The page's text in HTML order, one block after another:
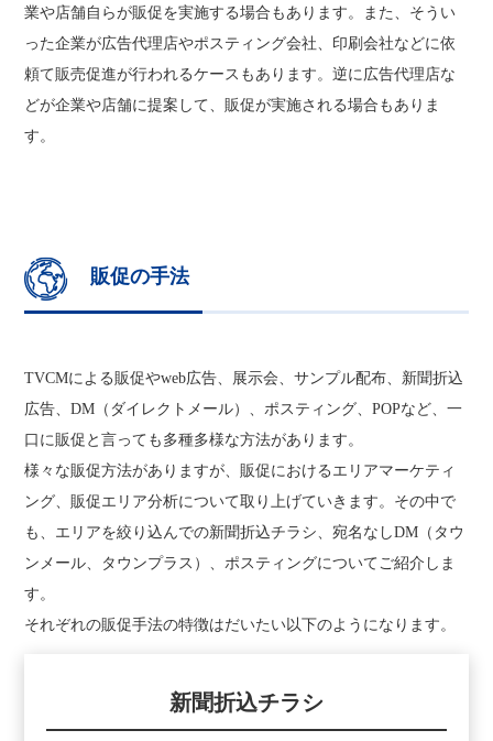
業や店舗自らが販促を実施する場合もあります。また、そうい
った企業が広告代理店やポスティング会社、印刷会社などに依
頼て販売促進が行われるケースもあります。逆に広告代理店な
どが企業や店舗に提案して、販促が実施される場合もありま
す。
販促の手法
TVCMによる販促やweb広告、展示会、サンプル配布、新聞折込
広告、DM（ダイレクトメール）、ポスティング、POPなど、一
口に販促と言っても多種多様な方法があります。
様々な販促方法がありますが、販促におけるエリアマーケティ
ング、販促エリア分析について取り上げていきます。その中で
も、エリアを絞り込んでの新聞折込チラシ、宛名なしDM（タウ
ンメール、タウンプラス）、ポスティングについてご紹介しま
す。
それぞれの販促手法の特徴はだいたい以下のようになります。
新聞折込チラシ